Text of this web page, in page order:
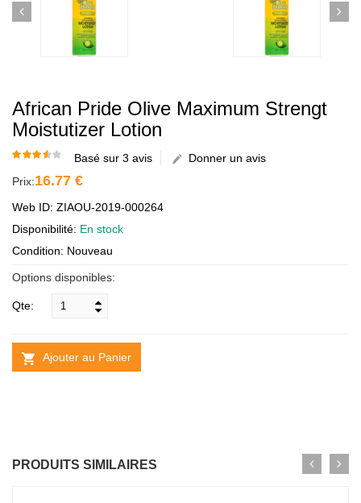
African Pride Olive Maximum Strengt
Moistutizer Lotion
Basé sur 3 avis
Donner un avis
Prix:16.77 €
Web ID: ZIAOU-2019-000264
Disponibilité: En stock
Condition: Nouveau
Options disponibles:
Qte:
Ajouter au Panier
PRODUITS SIMILAIRES